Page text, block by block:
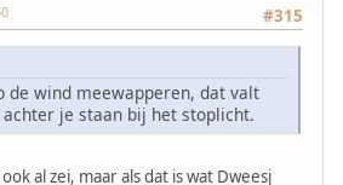
#315
de wind meewapperen, dat valt
je staan bij het stoplicht.
al zei, maar als dat is wat Dweesj